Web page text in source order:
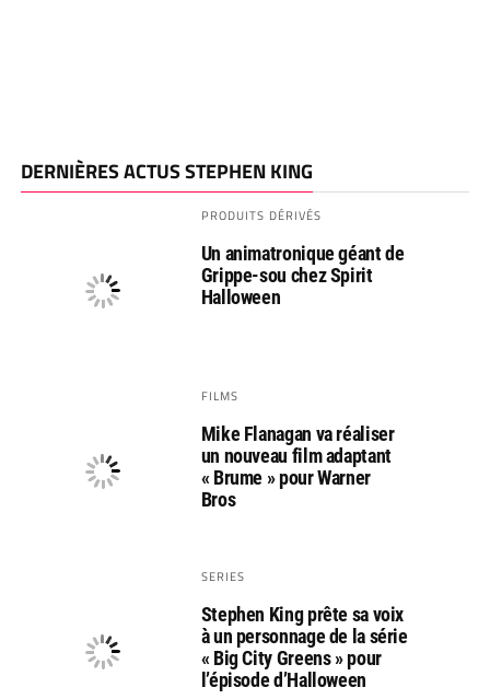
DERNIÈRES ACTUS STEPHEN KING
PRODUITS DÉRIVÉS
Un animatronique géant de
Grippe-sou chez Spirit
Halloween
FILMS
Mike Flanagan va réaliser
un nouveau film adaptant
« Brume » pour Warner
Bros
SERIES
Stephen King prête sa voix
à un personnage de la série
« Big City Greens » pour
l’épisode d’Halloween